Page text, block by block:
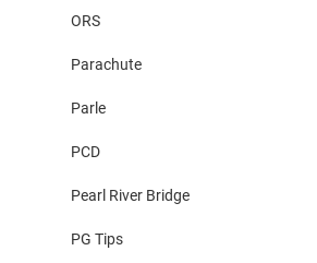
ORS
Parachute
Parle
PCD
Pearl River Bridge
PG Tips